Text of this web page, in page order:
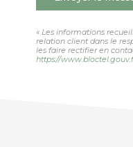
« Les informations
relation client dans le
les faire rectifier en
https://